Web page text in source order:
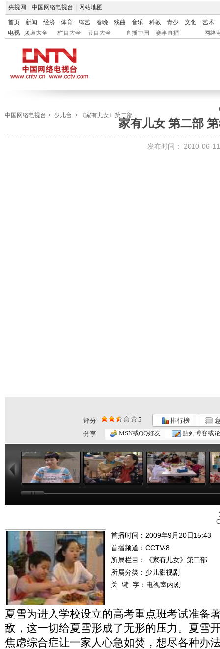
央视网 中国网络电视台 网站地图
首页 新闻 经济 体育 综艺 春晚 戏曲 音乐 科教 青少 文化
艺术
电视
频道大全 栏目大全 节目大全 直播中国 赛事直播 网络
中国网络电视台 > 少儿台 > 《家有儿女》第二部
家有儿女 第二部
发布时间： 2010-06-
评分 5 排行榜
分享
MSN或QQ好友 贴到博客或
22:49
家有儿女 ...
21:40
家有儿女 ...
21:29
首播时间：2009年9月20日15:43
首播频道： CCTV-8
所属栏目：
《家有儿女》第二部
所属分类：少儿影视剧
关 键 字： 电视室内剧
夏雪为进入学校设立的高考重点班考试准备
敌，这一切给夏雪形成了无形的压力。夏雪
焦虑综合症让一家人心急如焚，想尽各种办